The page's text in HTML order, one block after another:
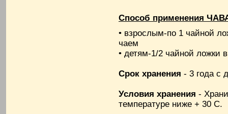
Способ применения
• взрослым-по 1 чайной
чаем
• детям-1/2 чайной ложки
Срок хранения - 3 года с
Условия хранения -
температуре ниже + 30 С.